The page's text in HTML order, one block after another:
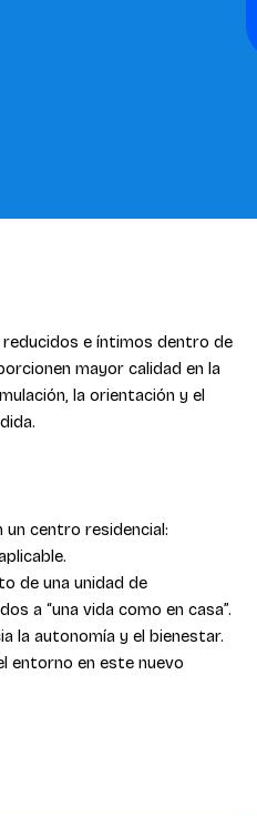
e íntimos dentro de
mayor calidad en la
la orientación y el
un centro residencial:
de una unidad de
a “una vida como en casa”.
la autonomía y el bienestar.
entorno en este nuevo